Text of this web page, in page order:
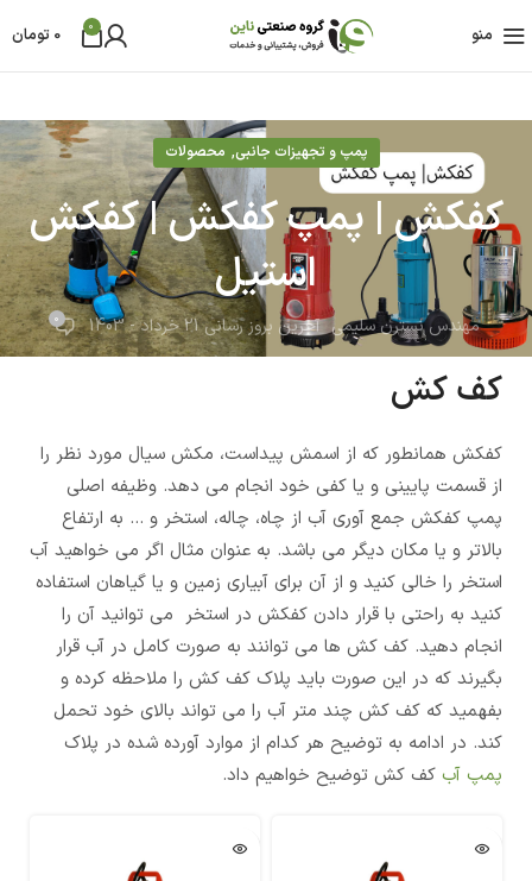
منو 0
0 تومان
پمپ و تجهیزات جانبی, محصولات
کفکش | پمپ کفکش | کفکش
استیل
مهندس نسترن سلیمی آخرین بروز رسانی 21 خرداد - 1403 0
کف کش
کفکش همانطور که از اسمش پیداست، مکش سیال مورد نظر را
از قسمت پایینی و یا کفی خود انجام می دهد. وظیفه اصلی
پمپ کفکش جمع آوری آب از چاه، چاله، استخر و ... به ارتفاع
بالاتر و یا مکان دیگر می باشد. به عنوان مثال اگر می خواهید آب
استخر را خالی کنید و از آن برای آبیاری زمین و یا گیاهان استفاده
کنید به راحتی با قرار دادن کفکش در استخر می توانید آن را
انجام دهید. کف کش ها می توانند به صورت کامل در آب قرار
بگیرند که در این صورت باید پلاک کف کش را ملاحظه کرده و
بفهمید که کف کش چند متر آب را می تواند بالای خود تحمل
کند. در ادامه به توضیح هر کدام از موارد آورده شده در پلاک
پمپ آب کف کش توضیح خواهیم داد.